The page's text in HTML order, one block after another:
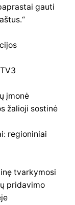
gauti
įmonė
žalioji sostinė
regioniniai
tvarkymosi
pridavimo